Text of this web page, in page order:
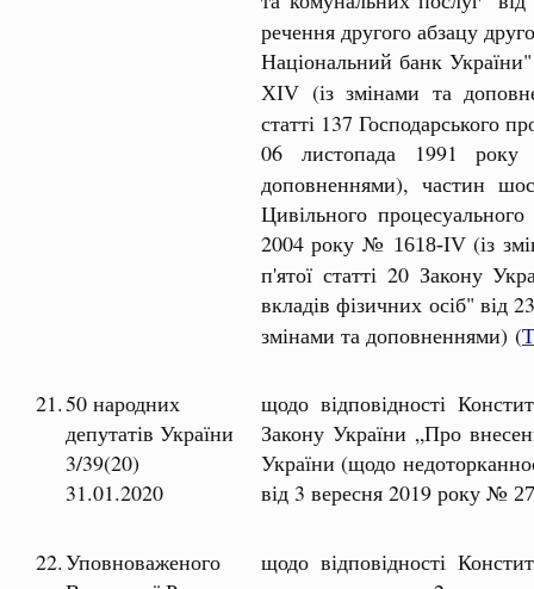
речення другого абзацу
Національний банк
ХІV (із змінами та
статті 137 Господарського
06 листопада 1991
доповненнями), частин
Цивільного
2004 року № 1618-ІV(із
п'ятої статті 20 Закону
вкладів фізичних осіб"
змінами та доповненнями) (
21.50 народних
депутатів України
3/39(20)
31.01.2020
щодо відповідності
Закону України „Про
України (щодо
від 3 вересня 2019 року №
22.Уповноваженого
щодо відповідності